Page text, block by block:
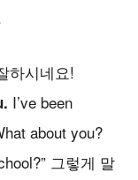
하시네요!
I’ve been
about you?
그렇게 말